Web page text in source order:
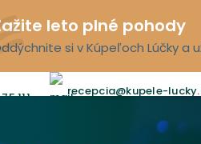
leto plné pohody
si v Kúpeľoch Lúčky a
111 recepcia@kupele-